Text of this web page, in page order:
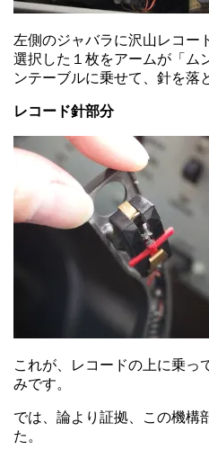
左側のジャバラに沢山レコー
選択した１枚をアームが「ム
ンテーブルに乗せて、針を落
レコード針部分
これが、レコードの上に乗っ
みです。
では、論より証拠、この機構
た。